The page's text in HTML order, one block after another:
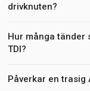
drivknuten?
Hur många tänder
TDI?
Påverkar en trasig